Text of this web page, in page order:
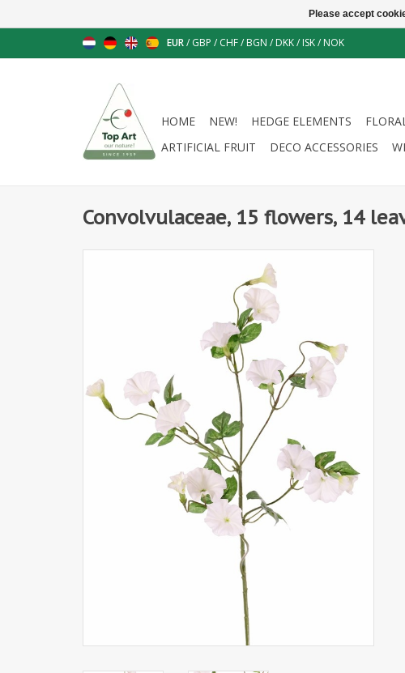
EUR/ GBP / CHF/ BGN / DKK/ ISK/ NOK
HOME NEW! HEDGE ELEMENTS
ARTIFICIAL FRUIT
DECO ACCESSORIES
Convolvulaceae, 15 flowers, 14
Please accept